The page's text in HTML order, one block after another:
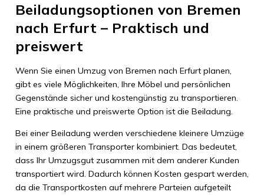
Beiladungsoptionen von Bremen
nach Erfurt – Praktisch und
preiswert
Wenn Sie einen Umzug von Bremen nach Erfurt planen,
gibt es viele Möglichkeiten, Ihre Möbel und persönlichen
Gegenstände sicher und kostengünstig zu transportieren.
Eine praktische und preiswerte Option ist die Beiladung.
Bei einer Beiladung werden verschiedene kleinere Umzüge
in einem größeren Transporter kombiniert. Das bedeutet,
dass Ihr Umzugsgut zusammen mit dem anderer Kunden
transportiert wird. Dadurch können Kosten gespart werden,
da die Transportkosten auf mehrere Parteien aufgeteilt